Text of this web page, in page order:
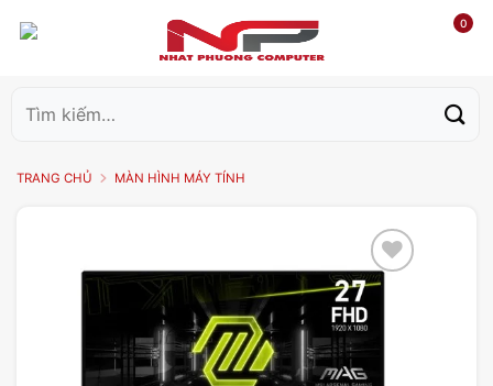
0
kiếm:
TRANG CHỦ MÀN HÌNH MÁY TÍNH
Add to
wishlist